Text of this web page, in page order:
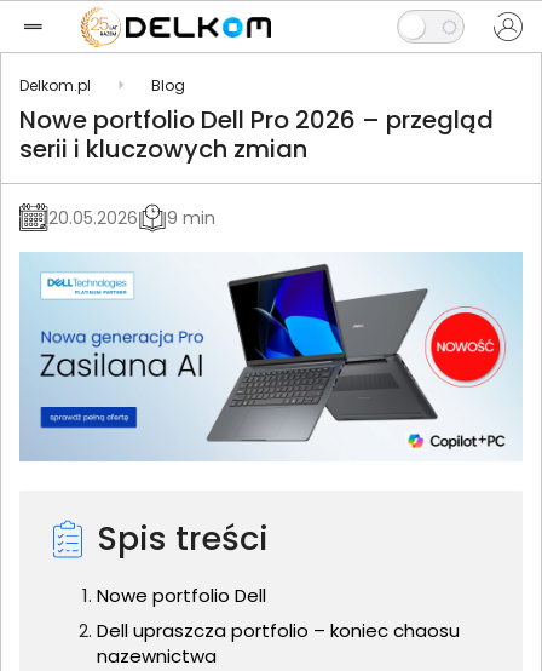
Delkom.pl Blog
Nowe portfolio Dell Pro 2026 – przegląd
serii i kluczowych zmian
20.05.2026 9 min
Spis treści
Nowe portfolio Dell
Dell upraszcza portfolio – koniec chaosu
nazewnictwa